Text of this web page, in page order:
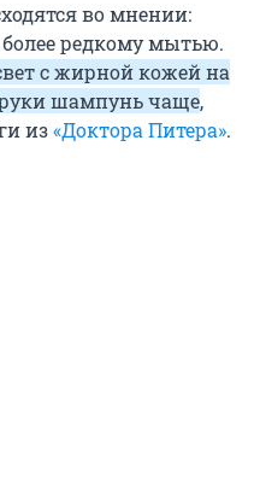
во мнении:
редкому мытью.
с жирной кожей на
руки шампунь чаще,
из«Доктора Питера».